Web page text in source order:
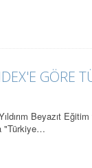
GÖRE
Beyazıt
"Türkiye…